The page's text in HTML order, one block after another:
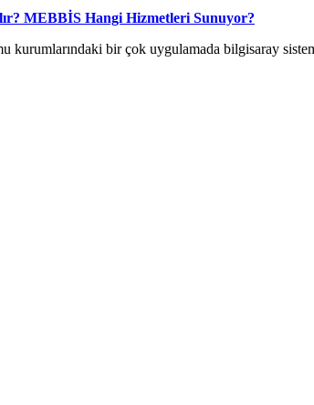
MEBBİS Hangi Hizmetleri Sunuyor?
kurumlarındaki bir çok uygulamada bilgisaray